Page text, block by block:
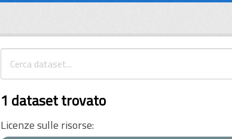
1 dataset trovato
Licenze sulle risorse: